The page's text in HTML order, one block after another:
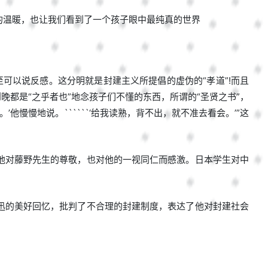
暖，也让我们看到了一个孩子眼中最纯真的世界
以说反感。这分明就是封建主义所提倡的虚伪的“孝道”!而且
是“之乎者也”地念孩子们不懂的东西，所谓的“圣贤之书”，
’他慢慢地说。``````‘给我读熟，背不出，就不准去看会。’”这
藤野先生的尊敬，也对他的一视同仁而感激。日本学生对中
美好回忆，批判了不合理的封建制度，表达了他对封建社会